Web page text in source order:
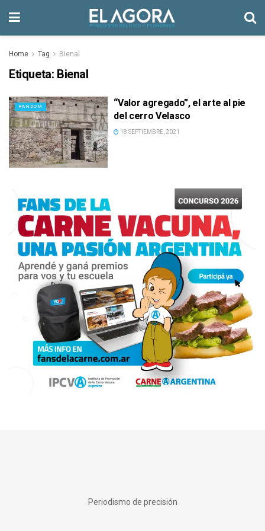
Home Tag Bienal
Etiqueta: Bienal
RANDOM
“Valor agregado”, el arte al pie
del cerro Velasco
18 SEPTIEMBRE, 2021
Periodismo de precisión